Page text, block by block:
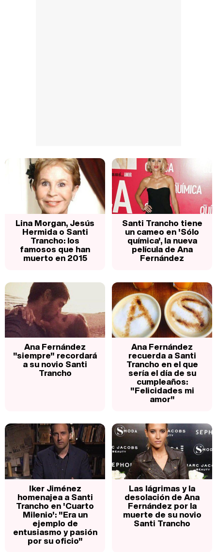
Lina Morgan, Jesús
Hermida o Santi
Trancho: los
famosos que han
muerto en 2015
Santi Trancho tiene
un cameo en 'Sólo
química', la nueva
película de Ana
Fernández
Ana Fernández
"siempre" recordará
a su novio Santi
Trancho
Ana Fernández
recuerda a Santi
Trancho en el que
sería el día de su
cumpleaños:
"Felicidades mi
amor"
Iker Jiménez
homenajea a Santi
Trancho en 'Cuarto
Milenio': "Era un
ejemplo de
entusiasmo y pasión
por su oficio"
Las lágrimas y la
desolación de Ana
Fernández por la
muerte de su novio
Santi Trancho